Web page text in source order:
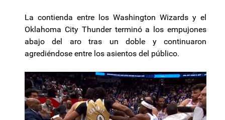
La contienda entre los Washington Wizards y el
Oklahoma City Thunder terminó a los empujones
abajo del aro tras un doble y continuaron
agrediéndose entre los asientos del público.